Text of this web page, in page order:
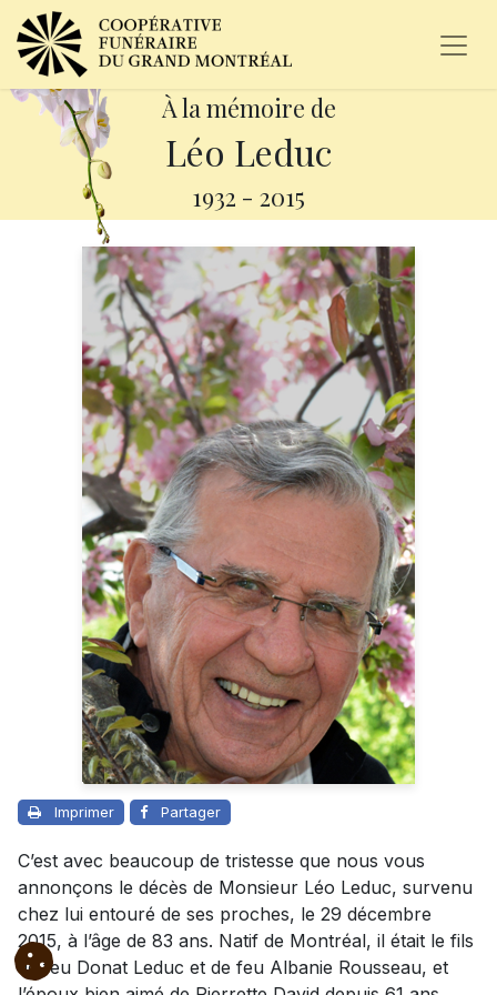
À la mémoire de
Léo Leduc
1932 - 2015
Imprimer Partager
C’est avec beaucoup de tristesse que nous vous
annonçons le décès de Monsieur Léo Leduc, survenu
chez lui entouré de ses proches, le 29 décembre
2015, à l’âge de 83 ans. Natif de Montréal, il était le fils
de feu Donat Leduc et de feu Albanie Rousseau, et